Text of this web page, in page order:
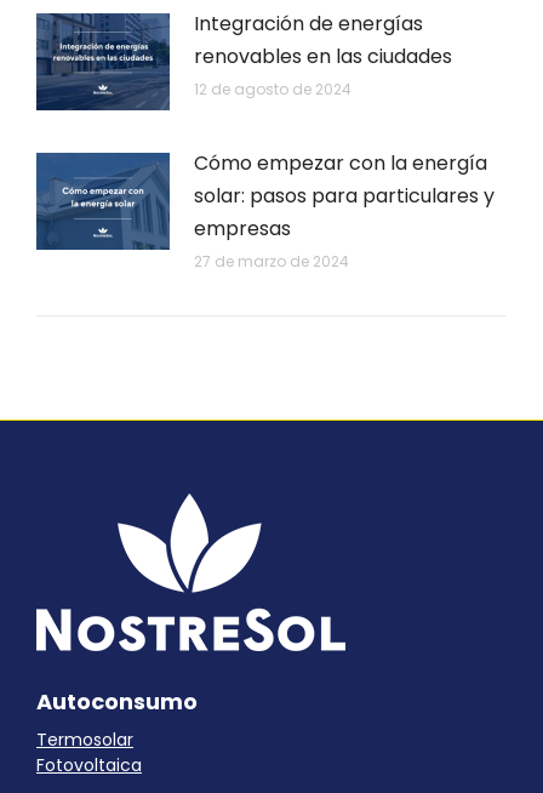
Integración de energías
renovables en las ciudades
12 de agosto de 2024
Cómo empezar con la energía
solar: pasos para particulares y
empresas
27 de marzo de 2024
Autoconsumo
Termosolar
Fotovoltaica